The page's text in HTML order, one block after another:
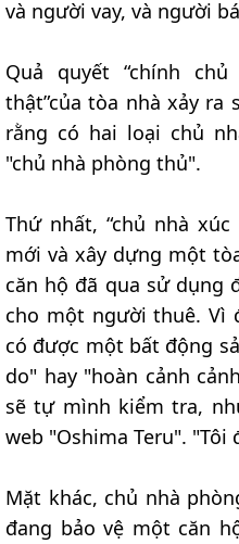
và người vay, và người
Quả quyết “chính
thật”của tòa nhà xảy ra
rằng có hai loại chủ
"chủ nhà phòng thủ".
Thứ nhất, “chủ nhà
mới và xây dựng một
căn hộ đã qua sử dụng
cho một người thuê. Vì
có được một bất động
do" hay "hoàn cảnh
sẽ tự mình kiểm tra,
web "Oshima Teru".
Mặt khác, chủ nhà
đang bảo vệ một căn